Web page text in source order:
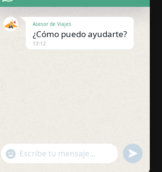
Asesor de Viajes
¿Cómo puedo ayudarte?
13:12
"+chaty_settings.lang.emoji_picker+"
WhatsApp
undefined